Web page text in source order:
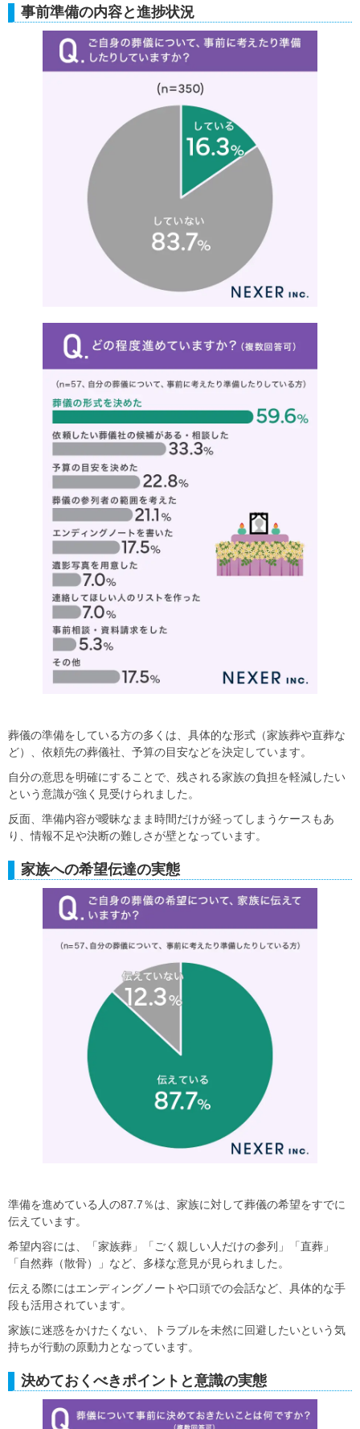
事前準備の内容と進捗状況
葬儀の準備をしている方の多くは、具体的な形式（家族葬や直葬な
ど）、依頼先の葬儀社、予算の目安などを決定しています。
自分の意思を明確にすることで、残される家族の負担を軽減したい
という意識が強く見受けられました。
反面、準備内容が曖昧なまま時間だけが経ってしまうケースもあ
り、情報不足や決断の難しさが壁となっています。
家族への希望伝達の実態
準備を進めている人の87.7％は、家族に対して葬儀の希望をすでに
伝えています。
希望内容には、「家族葬」「ごく親しい人だけの参列」「直葬」
「自然葬（散骨）」など、多様な意見が見られました。
伝える際にはエンディングノートや口頭での会話など、具体的な手
段も活用されています。
家族に迷惑をかけたくない、トラブルを未然に回避したいという気
持ちが行動の原動力となっています。
決めておくべきポイントと意識の実態